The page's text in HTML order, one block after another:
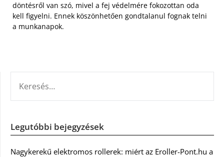
döntésről van szó, mivel a fej védelmére fokozottan oda
kell figyelni. Ennek köszönhetően gondtalanul fognak telni
a munkanapok.
Legutóbbi bejegyzések
Nagykerekű elektromos rollerek: miért az Eroller-Pont.hu a